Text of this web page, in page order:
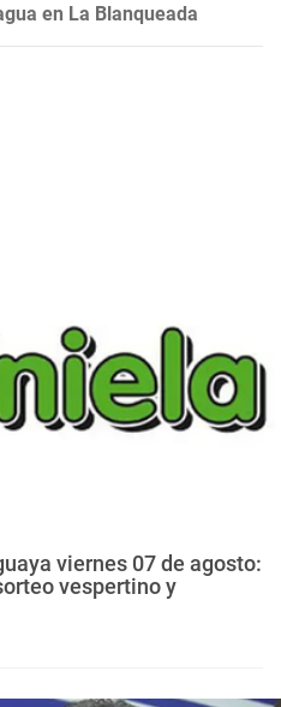
en La Blanqueada
viernes 07 de agosto:
vespertino y